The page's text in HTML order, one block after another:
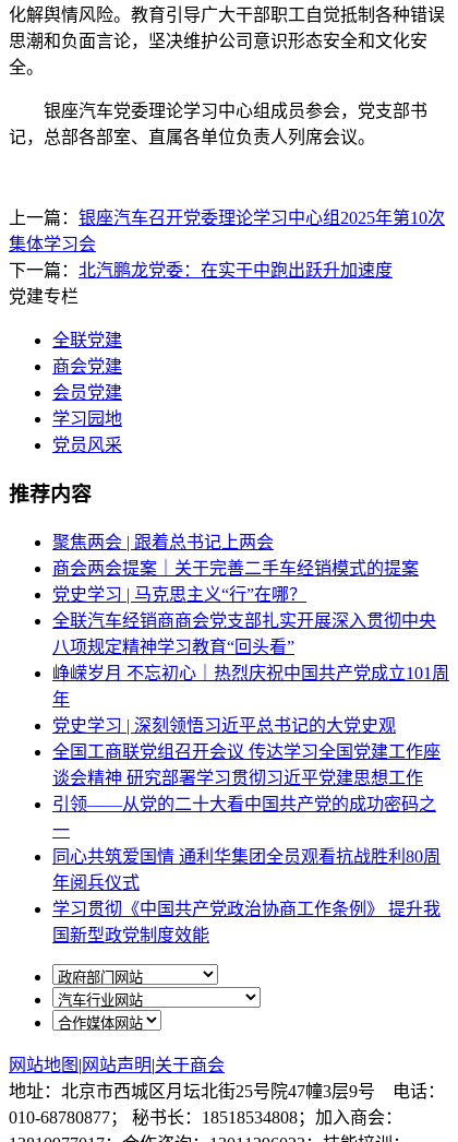
化解舆情风险。教育引导广大干部职工自觉抵制各种错误
思潮和负面言论，坚决维护公司意识形态安全和文化安
全。
银座汽车党委理论学习中心组成员参会，党支部书
记，总部各部室、直属各单位负责人列席会议。
上一篇： 银座汽车召开党委理论学习中心组2025年第10次
集体学习会
下一篇： 北汽鹏龙党委：在实干中跑出跃升加速度
党建专栏
全联党建
商会党建
会员党建
学习园地
党员风采
推荐内容
聚焦两会 | 跟着总书记上两会
商会两会提案｜关于完善二手车经销模式的提案
党史学习 | 马克思主义“行”在哪？
全联汽车经销商商会党支部扎实开展深入贯彻中央
八项规定精神学习教育“回头看”
峥嵘岁月 不忘初心｜热烈庆祝中国共产党成立101周
年
党史学习 | 深刻领悟习近平总书记的大党史观
全国工商联党组召开会议 传达学习全国党建工作座
谈会精神 研究部署学习贯彻习近平党建思想工作
引领——从党的二十大看中国共产党的成功密码之
一
同心共筑爱国情 通利华集团全员观看抗战胜利80周
年阅兵仪式
学习贯彻《中国共产党政治协商工作条例》 提升我
国新型政党制度效能
网站地图 | 网站声明|关于商会
地址：北京市西城区月坛北街25号院47幢3层9号 电话：
010-68780877； 秘书长：18518534808；加入商会：